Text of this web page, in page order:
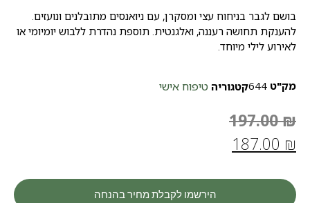
בושם לגבר בניחוח עצי ומסקרן, עם ניואנסים מתובלנים ונועזים.
להענקת תחושה רעננה, ואלגנטית. תוספת נהדרת ללבוש יומיומי או
לאירוע לילי מיוחד.
מק"ט 644קטגוריה טיפוח אישי
197.00₪
187.00 ₪
הירשמו לקבלת מחיר בהנחה